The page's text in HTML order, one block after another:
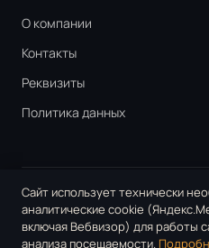
О компании
Контакты
Реквизиты
Политика данных
ООО «ПАПАИ СОФТ» © 2022–2026
7810978753
Правила конфиденциальности
Сайт использует технически
аналитические cookie
включая Вебвизор) для работы
анализа посещаемости.